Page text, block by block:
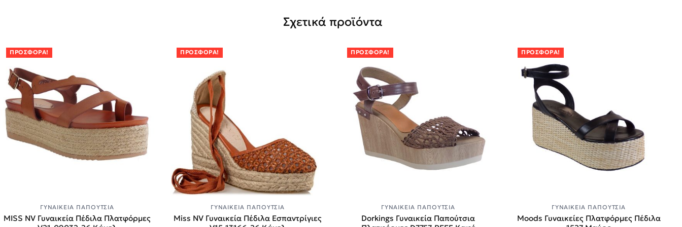
Σχετικά προϊόντα
ΠΡΟΣΦΟΡΆ!
ΓΥΝΑΙΚΕΊΑ ΠΑΠΟΎΤΣΙΑ
MISS NV Γυναικεία Πέδιλα Πλατφόρμες
ΠΡΟΣΦΟΡΆ!
ΓΥΝΑΙΚΕΊΑ ΠΑΠΟΎΤΣΙΑ
Miss NV Γυναικεία Πέδιλα Εσπαντρίγιες
ΠΡΟΣΦΟΡΆ!
ΓΥΝΑΙΚΕΊΑ ΠΑΠΟΎΤΣΙΑ
Dorkings Γυναικεία Παπούτσια
ΠΡΟΣΦΟΡΆ!
ΓΥΝΑΙΚΕΊΑ ΠΑΠΟΎΤΣΙΑ
Moods Γυναικείες Πλατφόρμες Πέδιλα